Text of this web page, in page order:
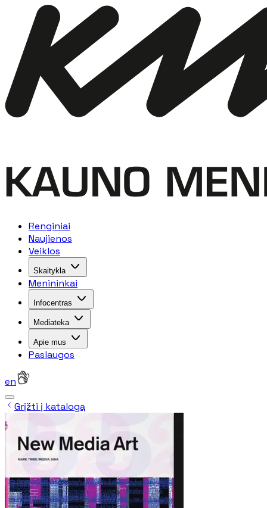
Renginiai
Naujienos
Veiklos
Skaitykla
Menininkai
Infocentras
Mediateka
Apie mus
Paslaugos
en
Grįžti į katalogą